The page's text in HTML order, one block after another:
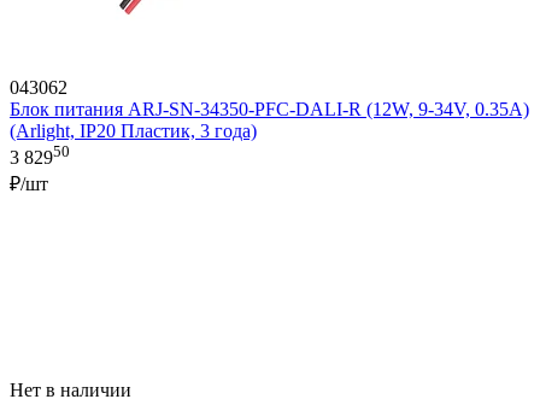
043062
Блок питания ARJ-SN-34350-PFC-DALI-R (12W, 9-34V, 0.35A)
(Arlight, IP20 Пластик, 3 года)
3 82950
₽/шт
Нет в наличии